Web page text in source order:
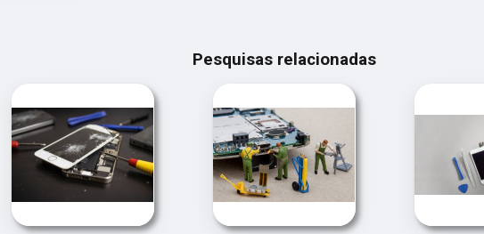
Pesquisas relacionadas